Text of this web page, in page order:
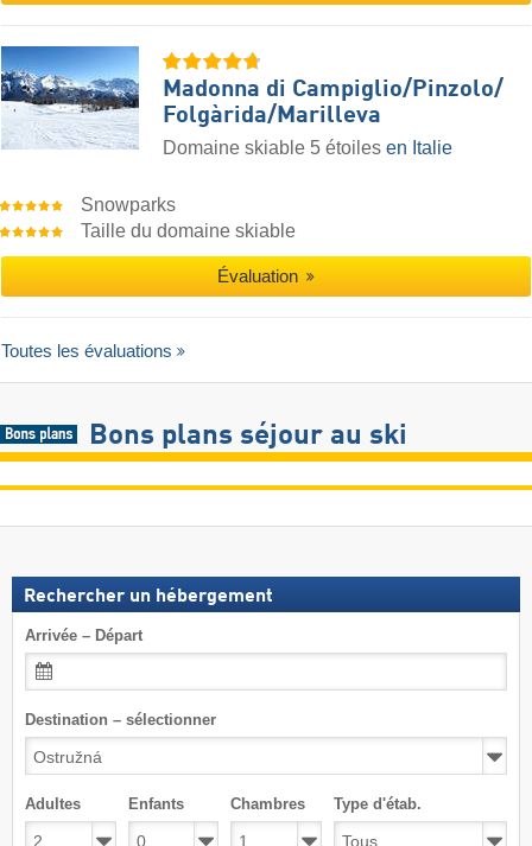
Madonna di Campiglio/​Pinzolo/​
Folgàrida/​Marilleva
Domaine skiable 5 étoiles en Italie
Snowparks
Taille du domaine skiable
Évaluation
Toutes les évaluations
Bons plans séjour au ski
Rechercher un hébergement
Arrivée – Départ
Destination – sélectionner
Adultes Enfants Chambres Type d'étab.